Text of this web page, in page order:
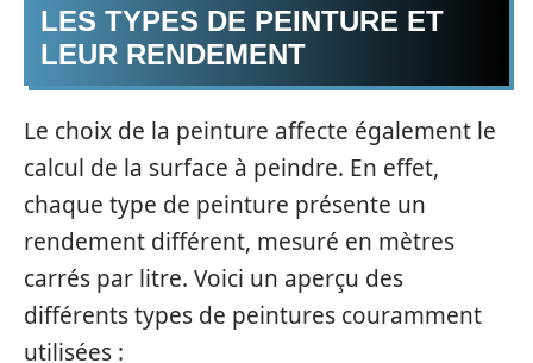
LES TYPES DE PEINTURE ET
LEUR RENDEMENT
Le choix de la peinture affecte également le
calcul de la surface à peindre. En effet,
chaque type de peinture présente un
rendement différent, mesuré en mètres
carrés par litre. Voici un aperçu des
différents types de peintures couramment
utilisées :